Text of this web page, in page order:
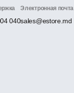
040
Электронная почта
sales@estore.md